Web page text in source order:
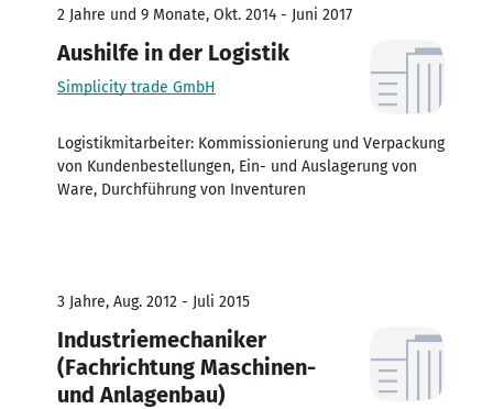
2 Jahre und 9 Monate, Okt. 2014 - Juni 2017
Aushilfe in der Logistik
Simplicity trade GmbH
Logistikmitarbeiter: Kommissionierung und Verpackung
von Kundenbestellungen, Ein- und Auslagerung von
Ware, Durchführung von Inventuren
3 Jahre, Aug. 2012 - Juli 2015
Industriemechaniker
(Fachrichtung Maschinen-
und Anlagenbau)